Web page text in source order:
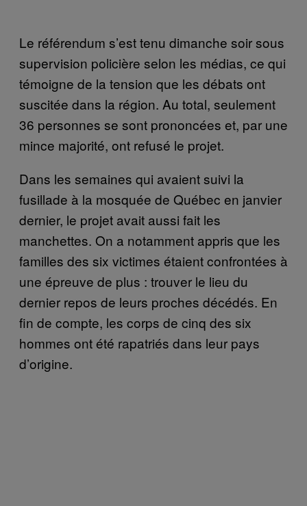
Le référendum s’est tenu dimanche soir sous
supervision policière selon les médias, ce qui
témoigne de la tension que les débats ont
suscitée dans la région. Au total, seulement
36 personnes se sont prononcées et, par une
mince majorité, ont refusé le projet.
Dans les semaines qui avaient suivi la
fusillade à la mosquée de Québec en janvier
dernier, le projet avait aussi fait les
manchettes. On a notamment appris que les
familles des six victimes étaient confrontées à
une épreuve de plus : trouver le lieu du
dernier repos de leurs proches décédés. En
fin de compte, les corps de cinq des six
hommes ont été rapatriés dans leur pays
d’origine.